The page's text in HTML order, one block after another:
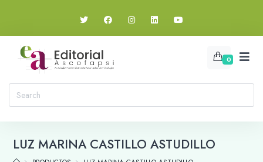
0
LUZ MARINA CASTILLO ASTUDILLO